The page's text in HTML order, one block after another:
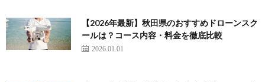
【2026年最新】秋田県のおすすめドローンスク
ールは？コース内容・料金を徹底比較
2026.01.01